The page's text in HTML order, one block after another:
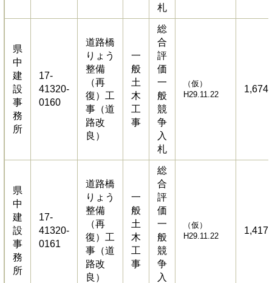
札
県
中
建
設
事
務
所
17-
41320-
0160
道路橋
りょう
整備
（再
復）工
事（道
路改
良）
一
般
土
木
工
事
総
合
評
価
一
般
競
争
入
札
（仮）
H29.11.22
県
中
建
設
事
務
所
17-
41320-
0161
道路橋
りょう
整備
（再
復）工
事（道
路改
良）
一
般
土
木
工
事
総
合
評
価
一
般
競
争
入
（仮）
H29.11.22